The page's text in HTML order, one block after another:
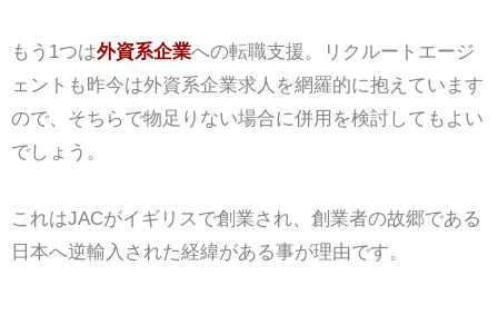
もう1つは外資系企業への転職支援。リクルートエージ
ェントも昨今は外資系企業求人を網羅的に抱えています
ので、そちらで物足りない場合に併用を検討してもよい
でしょう。
これはJACがイギリスで創業され、創業者の故郷である
日本へ逆輸入された経緯がある事が理由です。